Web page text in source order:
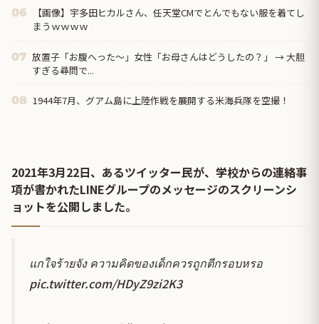
06
【画像】宇多田ヒカルさん、任天堂CMでとんでもない服を着てし
まうｗｗｗｗ
07 放置子「お腹へった～」女性「お母さんはどうしたの？」 → 大胆
すぎる尋問で...
08 1944年7月、グアム島に上陸作戦を展開する米海兵隊を空撮！
2021年3月22日、あるツイッター民が、学校からの連絡事
項が書かれたLINEグループのメッセージのスクリーンシ
ョットを公開しました。
แกใจร้ายจัง ความคิดของเด็กควรถูกตีกรอบหรอ
pic.twitter.com/HDyZ9zi2K3